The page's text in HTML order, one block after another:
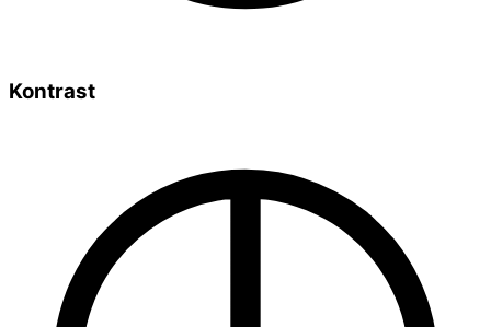
Kontrast